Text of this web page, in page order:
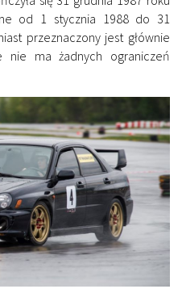
od 1 stycznia 1988 do 31
przeznaczony jest głównie
nie ma żadnych ograniczeń